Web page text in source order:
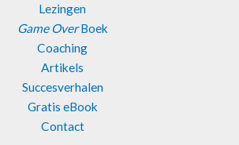
Lezingen
Game OverBoek
Coaching
Artikels
Succesverhalen
Gratis eBook
Contact